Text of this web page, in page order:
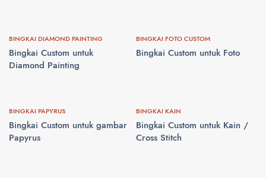
BINGKAI DIAMOND PAINTING
Bingkai Custom untuk
Diamond Painting
BINGKAI FOTO CUSTOM
Bingkai Custom untuk Foto
BINGKAI PAPYRUS
Bingkai Custom untuk gambar
Papyrus
BINGKAI KAIN
Bingkai Custom untuk Kain /
Cross Stitch